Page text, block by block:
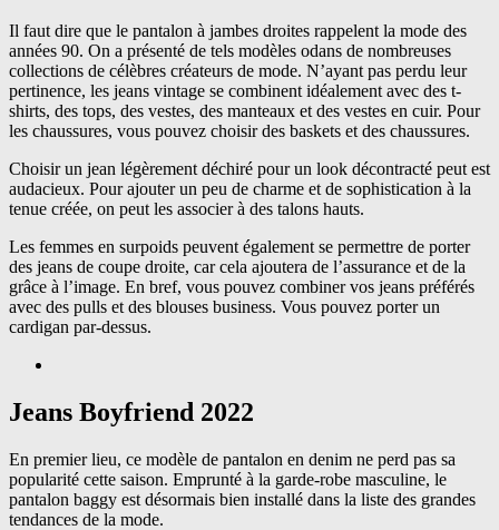
Il faut dire que le pantalon à jambes droites rappelent la mode des
années 90. On a présenté de tels modèles odans de nombreuses
collections de célèbres créateurs de mode. N’ayant pas perdu leur
pertinence, les jeans vintage se combinent idéalement avec des t-
shirts, des tops, des vestes, des manteaux et des vestes en cuir. Pour
les chaussures, vous pouvez choisir des baskets et des chaussures.
Choisir un jean légèrement déchiré pour un look décontracté peut est
audacieux. Pour ajouter un peu de charme et de sophistication à la
tenue créée, on peut les associer à des talons hauts.
Les femmes en surpoids peuvent également se permettre de porter
des jeans de coupe droite, car cela ajoutera de l’assurance et de la
grâce à l’image. En bref, vous pouvez combiner vos jeans préférés
avec des pulls et des blouses business. Vous pouvez porter un
cardigan par-dessus.
Jeans Boyfriend 2022
En premier lieu, ce modèle de pantalon en denim ne perd pas sa
popularité cette saison. Emprunté à la garde-robe masculine, le
pantalon baggy est désormais bien installé dans la liste des grandes
tendances de la mode.